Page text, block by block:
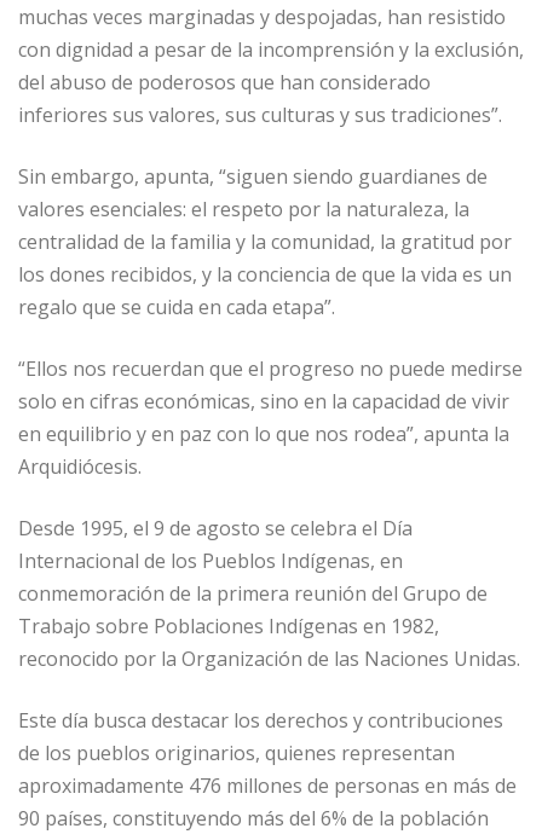
muchas veces marginadas y despojadas, han resistido
con dignidad a pesar de la incomprensión y la exclusión,
del abuso de poderosos que han considerado
inferiores sus valores, sus culturas y sus tradiciones”.
Sin embargo, apunta, “siguen siendo guardianes de
valores esenciales: el respeto por la naturaleza, la
centralidad de la familia y la comunidad, la gratitud por
los dones recibidos, y la conciencia de que la vida es un
regalo que se cuida en cada etapa”.
“Ellos nos recuerdan que el progreso no puede medirse
solo en cifras económicas, sino en la capacidad de vivir
en equilibrio y en paz con lo que nos rodea”, apunta la
Arquidiócesis.
Desde 1995, el 9 de agosto se celebra el Día
Internacional de los Pueblos Indígenas, en
conmemoración de la primera reunión del Grupo de
Trabajo sobre Poblaciones Indígenas en 1982,
reconocido por la Organización de las Naciones Unidas.
Este día busca destacar los derechos y contribuciones
de los pueblos originarios, quienes representan
aproximadamente 476 millones de personas en más de
90 países, constituyendo más del 6% de la población